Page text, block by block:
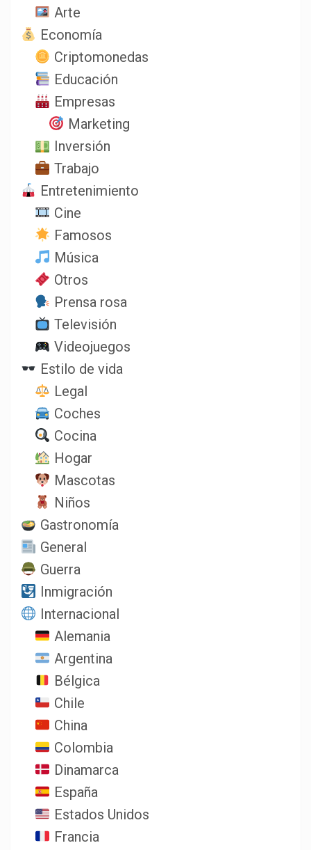
Arte
Economía
Criptomonedas
Educación
Empresas
Marketing
Inversión
Trabajo
Entretenimiento
Cine
Famosos
Música
Otros
Prensa rosa
Televisión
Videojuegos
Estilo de vida
Legal
Coches
Cocina
Hogar
Mascotas
Niños
Gastronomía
General
Guerra
Inmigración
Internacional
Alemania
Argentina
Bélgica
Chile
China
Colombia
Dinamarca
España
Estados Unidos
Francia